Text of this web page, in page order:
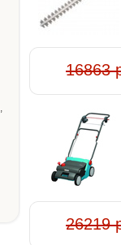
16863
26219